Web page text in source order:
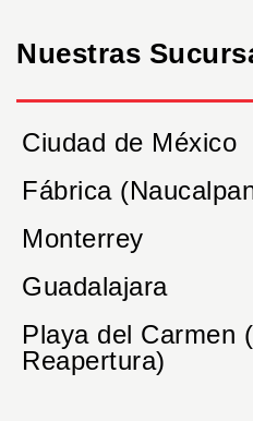
Nuestras
Ciudad de México
Fábrica
Monterrey
Guadalajara
Playa del Carmen
Reapertura)